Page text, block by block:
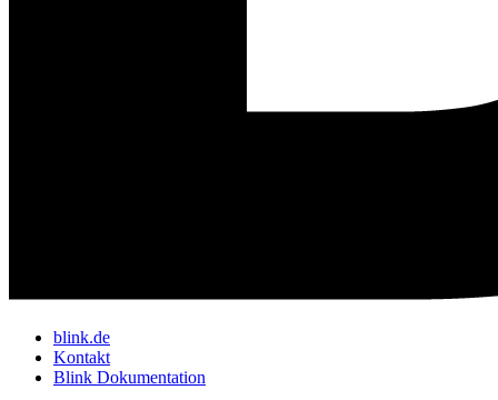
blink.de
Kontakt
Blink Dokumentation